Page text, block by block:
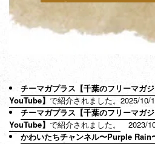
チーマガプラス【千葉のフリーマガ
YouTube】 で紹介されました。 2025/10/
チーマガプラス【千葉のフリーマガ
YouTube】 で紹介されました。
2023/
かわいたちチャンネル〜Purple Rain